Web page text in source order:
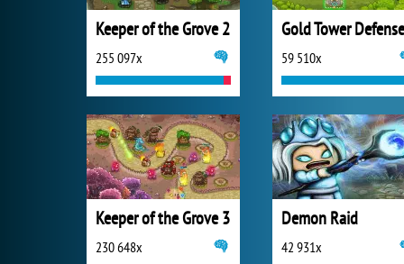
Keeper of the Grove 2
255 097x
Gold Tower Defense
59 510x
Keeper of the Grove 3
230 648x
Demon Raid
42 931x